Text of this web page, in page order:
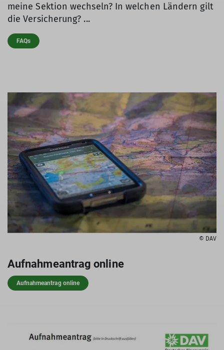
meine Sektion wechseln? In welchen Ländern gilt
die Versicherung? ...
FAQs
© DAV
Aufnahmeantrag online
Aufnahmeantrag online